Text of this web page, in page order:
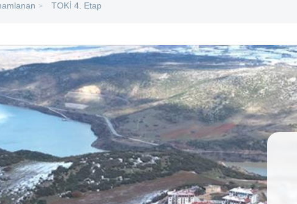
> TOKİ 4. Etap